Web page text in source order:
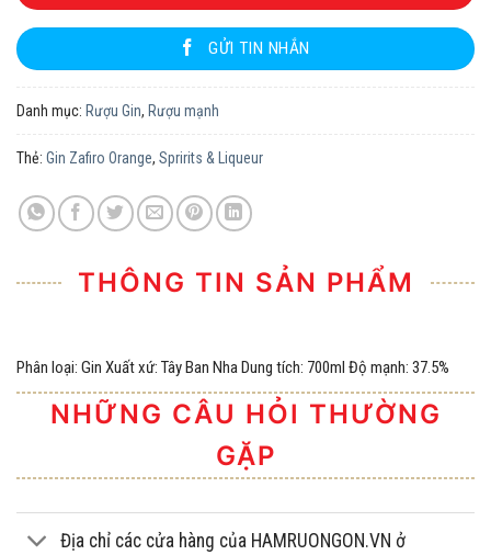
GỬI TIN NHẮN
Danh mục: Rượu Gin, Rượu mạnh
Thẻ: Gin Zafiro Orange, Spririts & Liqueur
THÔNG TIN SẢN PHẨM
Phân loại: Gin Xuất xứ: Tây Ban Nha Dung tích: 700ml Độ mạnh: 37.5%
NHỮNG CÂU HỎI THƯỜNG
GẶP
Địa chỉ các cửa hàng của HAMRUONGON.VN ở